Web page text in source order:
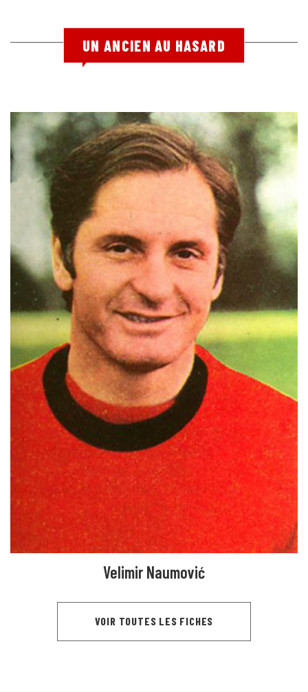
UN ANCIEN AU HASARD
Velimir Naumović
VOIR TOUTES LES FICHES